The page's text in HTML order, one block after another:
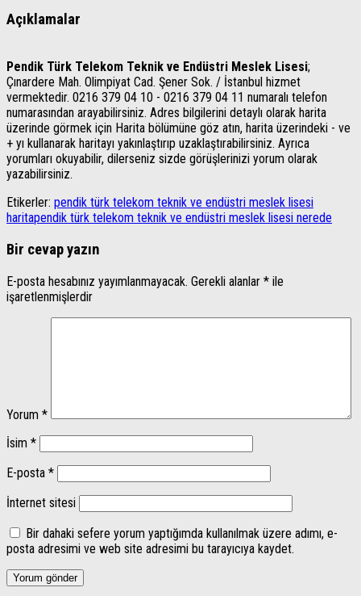
Açıklamalar
Pendik Türk Telekom Teknik ve Endüstri Meslek Lisesi;
Çınardere Mah. Olimpiyat Cad. Şener Sok. / İstanbul hizmet
vermektedir. 0216 379 04 10 - 0216 379 04 11 numaralı telefon
numarasından arayabilirsiniz. Adres bilgilerini detaylı olarak harita
üzerinde görmek için Harita bölümüne göz atın, harita üzerindeki - ve
+ yı kullanarak haritayı yakınlaştırıp uzaklaştırabilirsiniz. Ayrıca
yorumları okuyabilir, dilerseniz sizde görüşlerinizi yorum olarak
yazabilirsiniz.
Etikerler: pendik türk telekom teknik ve endüstri meslek lisesi
haritapendik türk telekom teknik ve endüstri meslek lisesi nerede
Bir cevap yazın
E-posta hesabınız yayımlanmayacak. Gerekli alanlar * ile
işaretlenmişlerdir
Yorum *
İsim *
E-posta *
İnternet sitesi
Bir dahaki sefere yorum yaptığımda kullanılmak üzere adımı, e-
posta adresimi ve web site adresimi bu tarayıcıya kaydet.